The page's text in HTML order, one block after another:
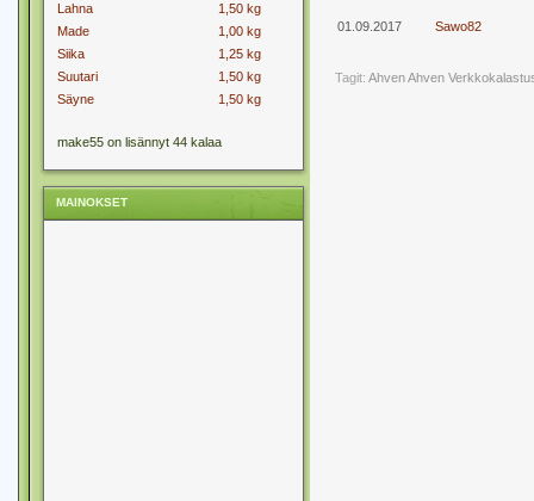
Lahna
1,50 kg
Made
1,00 kg
Siika
1,25 kg
Suutari
1,50 kg
Säyne
1,50 kg
make55 on lisännyt 44 kalaa
MAINOKSET
01.09.2017 Sawo82
Tagit: AhvenAhven